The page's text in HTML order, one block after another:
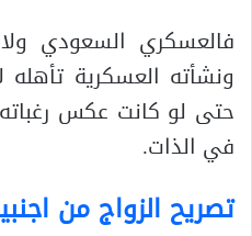
فالعسكري السعودي
ونشأته العسكرية تأهله
حتى لو كانت عكس
في الذات.
تصريح الزواج من